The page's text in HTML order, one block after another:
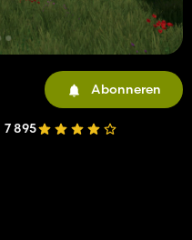
Abonneren
7 895